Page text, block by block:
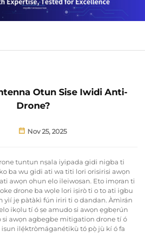
Otun Sise Iwidi Anti-
Drone?
Nov 25, 2025
tuntun nṣala iyipada gidi nigba ti
ba wu gidi ati wa titi lori orisirisi awọn
awọn ohun elo ileiwosan. Eto imọran ti
drone ba wọle lori iṣirò ti o to ati igbu
yìí jẹ pàtàkì fún iriri ti o dandan. Àmìrán
ikọlu tí ó ṣe amudo si awọn ẹgbẹrún
si awọn agbegbe mitigation drone tí ó
isun ilẹ́ktròmáganétikù tó pọ̀ jù kí ó fa